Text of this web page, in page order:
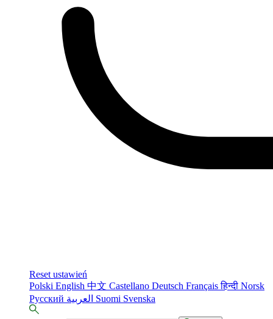
Reset ustawień
Polski English 中文 Castellano Deutsch Françaisहिन्दी Norsk
Русский
Suomi Svenska